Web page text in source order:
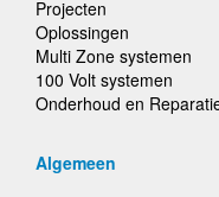
Projecten
Oplossingen
Multi Zone systemen
100 Volt systemen
Onderhoud en
Algemeen